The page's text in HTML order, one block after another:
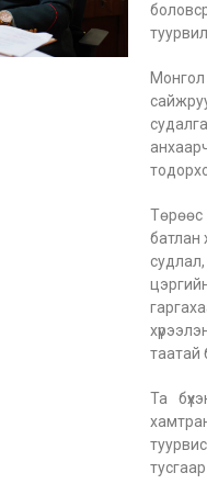
батлан
таатай
Та